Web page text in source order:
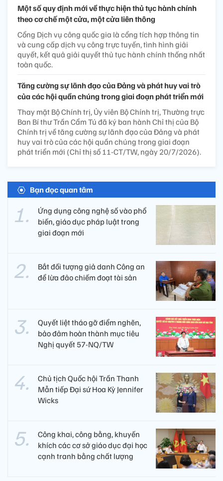
Một số quy định mới về thực hiện thủ tục hành chính
theo cơ chế một cửa, một cửa liên thông
Cổng Dịch vụ công quốc gia là cổng tích hợp thông tin
và cung cấp dịch vụ công trực tuyến, tình hình giải
quyết, kết quả giải quyết thủ tục hành chính thống nhất
toàn quốc.
Tăng cường sự lãnh đạo của Đảng và phát huy vai trò
của các hội quần chúng trong giai đoạn phát triển mới
Thay mặt Bộ Chính trị, Ủy viên Bộ Chính trị, Thường trực
Ban Bí thư Trần Cẩm Tú đã ký ban hành Chỉ thị của Bộ
Chính trị về tăng cường sự lãnh đạo của Đảng và phát
huy vai trò của các hội quần chúng trong giai đoạn
phát triển mới (Chỉ thị số 11-CT/TW, ngày 20/7/2026).
Bạn đọc quan tâm
Ứng dụng công nghệ số vào phổ
biến, giáo dục pháp luật trong
giai đoạn mới
Bắt đối tượng giả danh Công an
để lừa đảo chiếm đoạt tài sản
Quyết liệt tháo gỡ điểm nghẽn,
bảo đảm hoàn thành mục tiêu
Nghị quyết 57-NQ/TW
Chủ tịch Quốc hội Trần Thanh
Mẫn tiếp Đại sứ Hoa Kỳ Jennifer
Wicks
Công khai, công bằng, khuyến
khích các cơ sở giáo dục đại học
cạnh tranh bằng chất lượng​